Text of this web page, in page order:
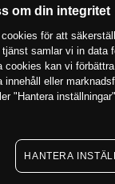
om din integritet
för att
samlar vi in data
cookies kan vi
innehåll eller
"Hantera
HANTERA